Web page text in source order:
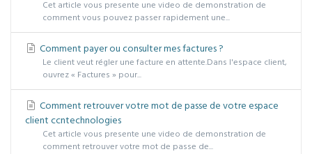
Cet article vous presente une video de demonstration de
comment vous pouvez passer rapidement une...
Comment payer ou consulter mes factures ?
Le client veut régler une facture en attente.Dans l'espace client,
ouvrez « Factures » pour...
Comment retrouver votre mot de passe de votre espace
client ccntechnologies
Cet article vous presente une video de demonstration de
comment retrouver votre mot de passe de...